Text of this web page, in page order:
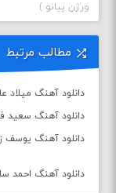
ورژن پیانو )
مطالب مرتبط
دانلود آهنگ میلاد
دانلود آهنگ سعید
دانلود آهنگ یوسف
دانلود آهنگ احمد